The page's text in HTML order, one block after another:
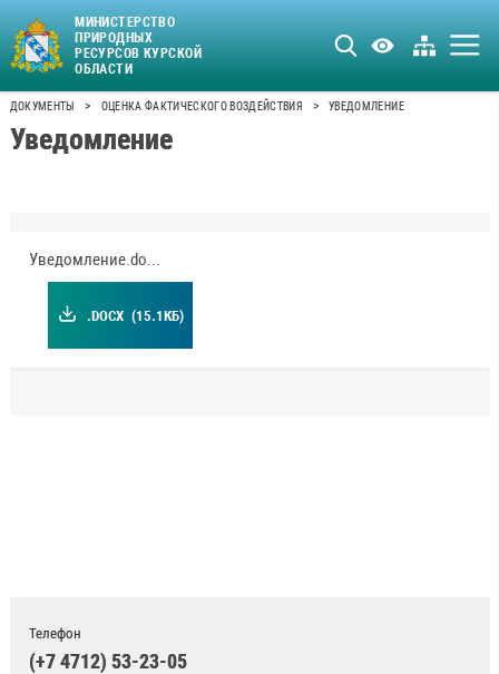
МИНИСТЕРСТВО
ПРИРОДНЫХ
РЕСУРСОВ КУРСКОЙ
ОБЛАСТИ
ДОКУМЕНТЫ > ОЦЕНКА ФАКТИЧЕСКОГО ВОЗДЕЙСТВИЯ > УВЕДОМЛЕНИЕ
Уведомление
Уведомление.docx
.DOCX (15.1КБ)
Телефон
(+7 4712) 53-23-05